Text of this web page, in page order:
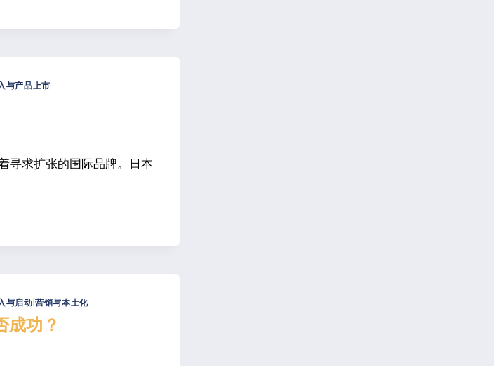
与产品上市
寻求扩张的国际品牌。日本
与启动 |营销与本土化
成功？